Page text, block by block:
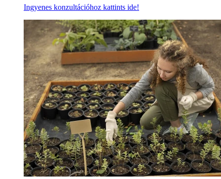
Ingyenes konzultációhoz kattints ide!